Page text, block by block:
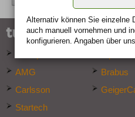
tuner
AMG
Brabus
Carlsson
Startech
Alternativ können Sie einzelne
auch manuell vor­nehmen und
konfigurieren. Angaben über